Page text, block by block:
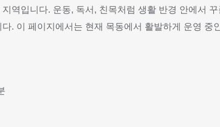
역입니다. 운동, 독서, 친목처럼 생활 반경 안에서
. 이 페이지에서는 현재 목동에서 활발하게 운영 중